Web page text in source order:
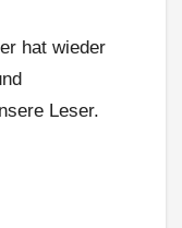
hat wieder
Leser.